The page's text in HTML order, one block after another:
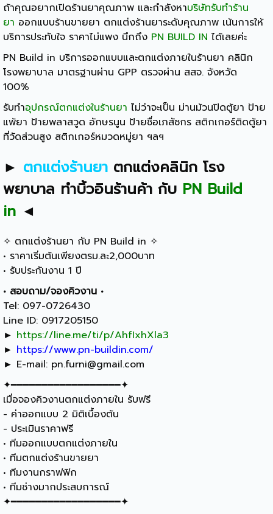
ถ้าคุณอยากเปิดร้านยาคุณภาพ และกำลังหาบริษัทรับทำร้าน
ยา ออกแบบร้านขายยา ตกแต่งร้านยาระดับคุณภาพ เน้นการให้
บริการประทับใจ ราคาไม่แพง นึกถึง PN BUILD IN ได้เลยค่ะ
PN Build in บริการออกแบบและตกแต่งภายในร้านยา คลินิก
โรงพยาบาล มาตรฐานผ่าน GPP ตรวจผ่าน สสจ. จังหวัด
100%
รับทำอุปกรณ์ตกแต่งในร้านยา ไม่ว่าจะเป็น ม่านม้วนปิดตู้ยา ป้าย
แพ้ยา ป้ายพลาสวูด อักษรนูน ป้ายชื่อเภสัชกร สติกเกอร์ติดตู้ยา
ที่วัดส่วนสูง สติกเกอร์หมวดหมู่ยา ฯลฯ
► ตกแต่งร้านยาตกแต่งคลินิก โรง
พยาบาล ทำบิ้วอินร้านค้ากับ PN Build
in◄
✧ ตกแต่งร้านยา กับ PN Build in ✧
• ราคาเริ่มต้นเพียงตรม.ละ2,000บาท
• รับประกันงาน 1 ปี
• สอบถาม/จองคิวงาน •
Tel: 097-0726430
Line ID: 0917205150
► https://line.me/ti/p/AhfIxhXla3
► https://www.pn-buildin.com/
► E-mail: pn.furni@gmail.com
✦━━━━━━━━━━━━━━━━━━✦
เมื่อจองคิวงานตกแต่งภายใน รับฟรี
- ค่าออกแบบ 2 มิติเบื้องต้น
- ประเมินราคาฟรี
• ทีมออกแบบตกแต่งภายใน
• ทีมตกแต่งร้านขายยา
• ทีมงานกราฟฟิก
• ทีมช่างมากประสบการณ์
✦━━━━━━━━━━━━━━━━━━✦